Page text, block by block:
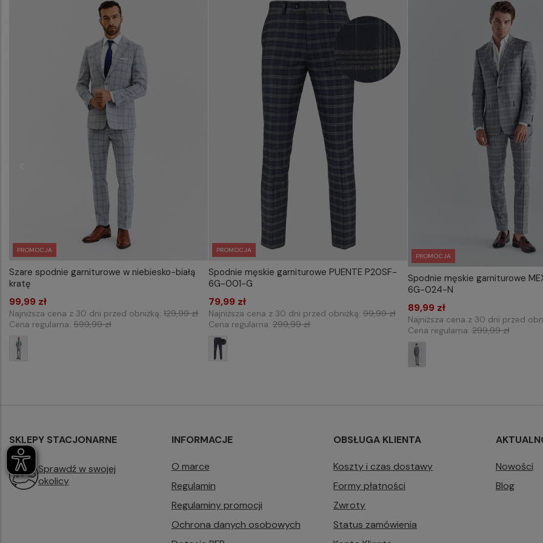
PROMOCJA
WYBIERZ ROZMIAR DO KOSZYKA
Szare spodnie garniturowe w niebiesko-białą
kratę
99,99 zł
Najniższa cena z 30 dni przed obniżką: 129,99 zł
Cena regularna: 599,99 zł
PROMOCJA
WYBIERZ ROZMIAR DO KOSZYKA
170/80
Spodnie męskie garniturowe PUENTE P20SF-
6G-001-G
79,99 zł
Najniższa cena z 30 dni przed obniżką: 99,99 zł
Cena regularna: 299,99 zł
PROMOCJA
WYBIERZ ROZMIAR DO
Spodnie męskie garniturowe
6G-024-N
89,99 zł
Najniższa cena z 30 dni przed
Cena regularna:299,99 zł
SKLEPY STACJONARNE
Sprawdź w swojej
okolicy
INFORMACJE
O marce
Regulamin
Regulaminy promocji
Ochrona danych osobowych
OBSŁUGA KLIENTA
Koszty i czas dostawy
Formy płatności
Zwroty
Status zamówienia
Nowości
Blog